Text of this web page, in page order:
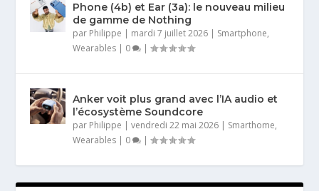
Phone (4b) et Ear (3a): le nouveau milieu
de gamme de Nothing
par Philippe mardi 7 juillet 2026 Smartphone,
Wearables
0 |
Anker voit plus grand avec l’IA audio et
l’écosystème Soundcore
par Philippe |vendredi 22 mai 2026 Smarthome,
Wearables
0 |